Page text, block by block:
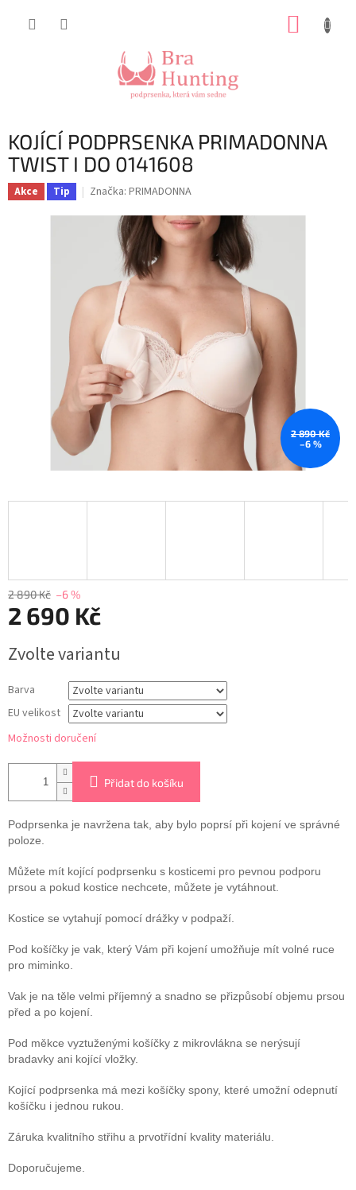
KOJÍCÍ PODPRSENKA PRIMADONNA
TWIST I DO 0141608
Akce Tip Značka: PRIMADONNA
2 890 Kč
–6 %
2 890 Kč –6 %
2 690 Kč
cena:
Zvolte variantu
Barva
EU velikost
Možnosti doručení
Přidat do košíku
Podprsenka je navržena tak, aby bylo poprsí při kojení ve správné
poloze.
Můžete mít kojící podprsenku s kosticemi pro pevnou podporu
prsou a pokud kostice nechcete, můžete je vytáhnout.
Kostice se vytahují pomocí drážky v podpaží.
Pod košíčky je vak, který Vám při kojení umožňuje mít volné ruce
pro miminko.
Vak je na těle velmi příjemný a snadno se přizpůsobí objemu prsou
před a po kojení.
Pod měkce vyztuženými košíčky z mikrovlákna se nerýsují
bradavky ani kojící vložky.
Kojící podprsenka má mezi košíčky spony, které umožní odepnutí
košíčku i jednou rukou.
Záruka kvalitního střihu a prvotřídní kvality materiálu.
Doporučujeme.